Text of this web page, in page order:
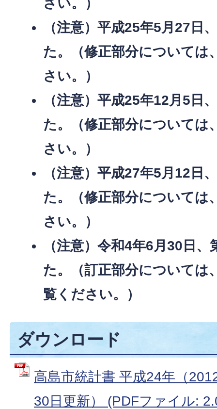
さい。）
（注意）平成25年5月27日
た。（修正部分については
さい。）
（注意）平成25年12月5日
た。（修正部分については
さい。）
（注意）平成27年5月12日
た。（修正部分については
さい。）
（注意）令和4年6月30日
た。（訂正部分については
覧ください。）
ダウンロード
高島市統計書 平成24年（
30日更新） (PDFファイル: